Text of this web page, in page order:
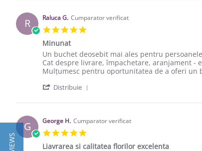
R Raluca G. Cumparator verificat
5.0 star rating
Minunat
Review by Raluca G. on 16 Mar 2022
review stating Minunat
Un buchet deosebit mai ales pentru
Cat despre livrare, împachetare, aranjament -
Mulțumesc pentru oportunitatea de a oferi un
Distribuie
G George H. Cumparator verificat
5.0 star rating
Liavrarea si calitatea florilor excelenta